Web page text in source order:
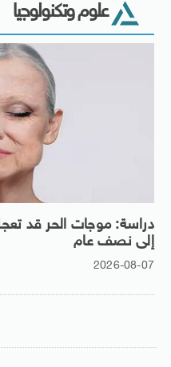
علوم وتكنولوجيا
دراسة: موجات الحر قد
إلى نصف عام
2026-08-07